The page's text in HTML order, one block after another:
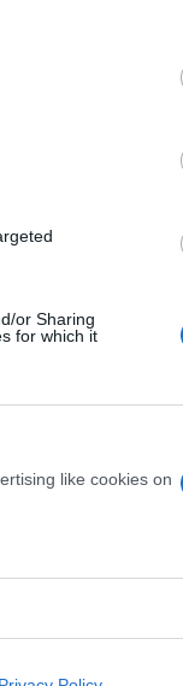
or Sharing
for which it
like cookies on
τα σπίτια
που θα
η έρευνα της